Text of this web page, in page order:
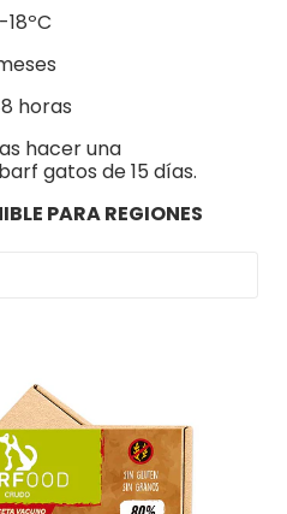
horas
hacer una
gatos de 15 días.
PARA REGIONES